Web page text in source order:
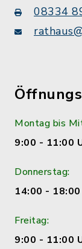
08334
Montag bis
9:00 - 11:00
Donnerstag:
14:00 - 18:00
Freitag:
9:00 - 11:00